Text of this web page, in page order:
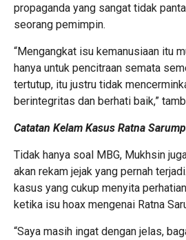
propaganda yang sangat tidak
seorang pemimpin.
“Mengangkat isu kemanusiaan itu
hanya untuk pencitraan semata
tertutup, itu justru tidak
berintegritas dan berhati baik,”
Catatan Kelam Kasus Ratna
Tidak hanya soal MBG, Mukhsin
akan rekam jejak yang pernah
kasus yang cukup menyita
ketika isu hoax mengenai Ratna
“Saya masih ingat dengan jelas,